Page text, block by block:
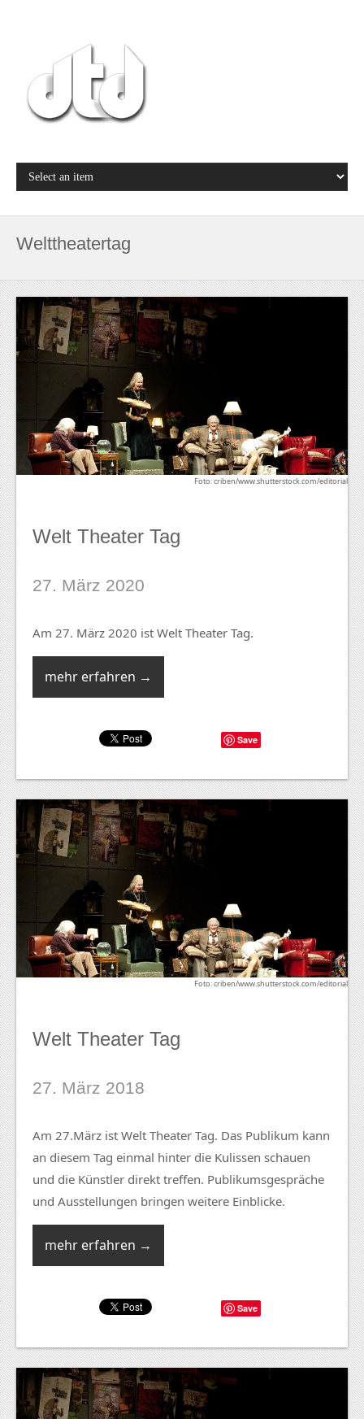
Welttheatertag
Foto: criben/www.shutterstock.com/editorial
Welt Theater Tag
27. März 2020
Am 27. März 2020 ist Welt Theater Tag.
mehr erfahren →
Save
Foto: criben/www.shutterstock.com/editorial
Welt Theater Tag
27. März 2018
Am 27.März ist Welt Theater Tag. Das Publikum kann
an diesem Tag einmal hinter die Kulissen schauen
und die Künstler direkt treffen. Publikumsgespräche
und Ausstellungen bringen weitere Einblicke.
mehr erfahren →
Save